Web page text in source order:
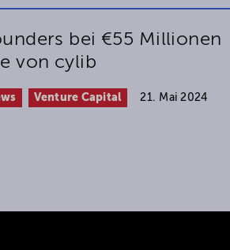
bei €55 Millionen
von cylib
Venture Capital 21. Mai 2024